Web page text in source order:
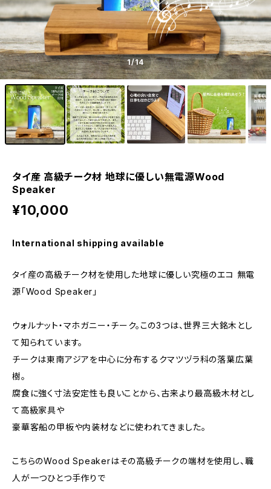
1/14
タイ産 高級チーク材 地球に優しい無電源Wood
Speaker
¥10,000
International shipping available
タイ産の高級チーク材を使用した地球に優しい究極のエコ 無電
源「Wood Speaker」
ウォルナット・マホガニー・チーク。この3つは、世界三大銘木とし
て知られています。
チークは東南アジアを中心に分布するクマツヅラ科の落葉広葉
樹。
腐食に強く寸法安定性も良いことから、古来より最高級木材とし
て高級家具や
豪華客船の甲板や内装材などに使われてきました。
こちらのWood Speakerはその高級チークの端材を使用し、職
人が一つひとつ手作りで